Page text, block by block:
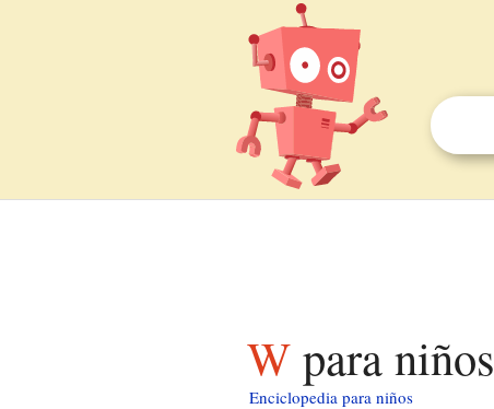
W para niños
Enciclopedia para niños